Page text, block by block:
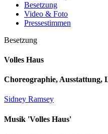
Besetzung
Video & Foto
Pressestimmen
Besetzung
Volles Haus
Choreographie, Ausstattung,
Sidney Ramsey
Musik 'Volles Haus'